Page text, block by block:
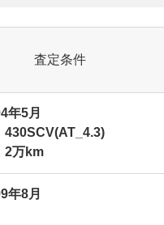
査定条件
年5月
430SCV(AT_4.3)
2万km
年8月